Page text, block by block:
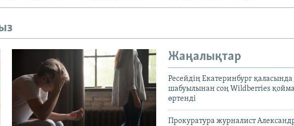
Жаңалықтар
Ресейдің Екатеринбург
шабуылынан соң Wildberries
өртенді
Прокуратура журналист